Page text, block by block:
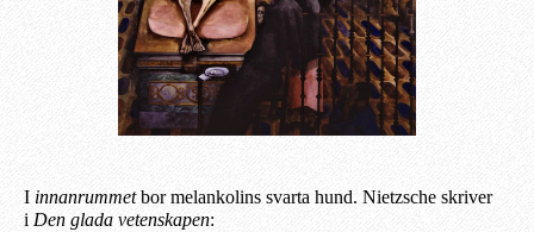
I innanrummetbor melankolins svarta hund. Nietzsche skriver
i Den glada vetenskapen: